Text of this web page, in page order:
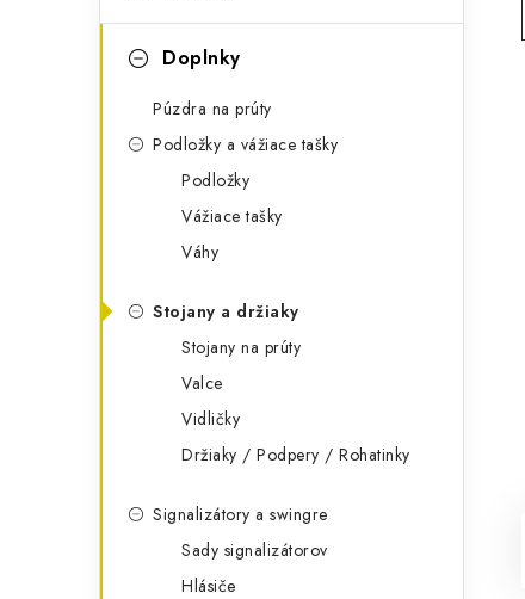
l
Doplnky
Púzdra na prúty
Podložky a vážiace tašky
Podložky
Vážiace tašky
Váhy
Stojany a držiaky
Stojany na prúty
Valce
Vidličky
Držiaky / Podpery / Rohatinky
Signalizátory a swingre
Sady signalizátorov
Hlásiče